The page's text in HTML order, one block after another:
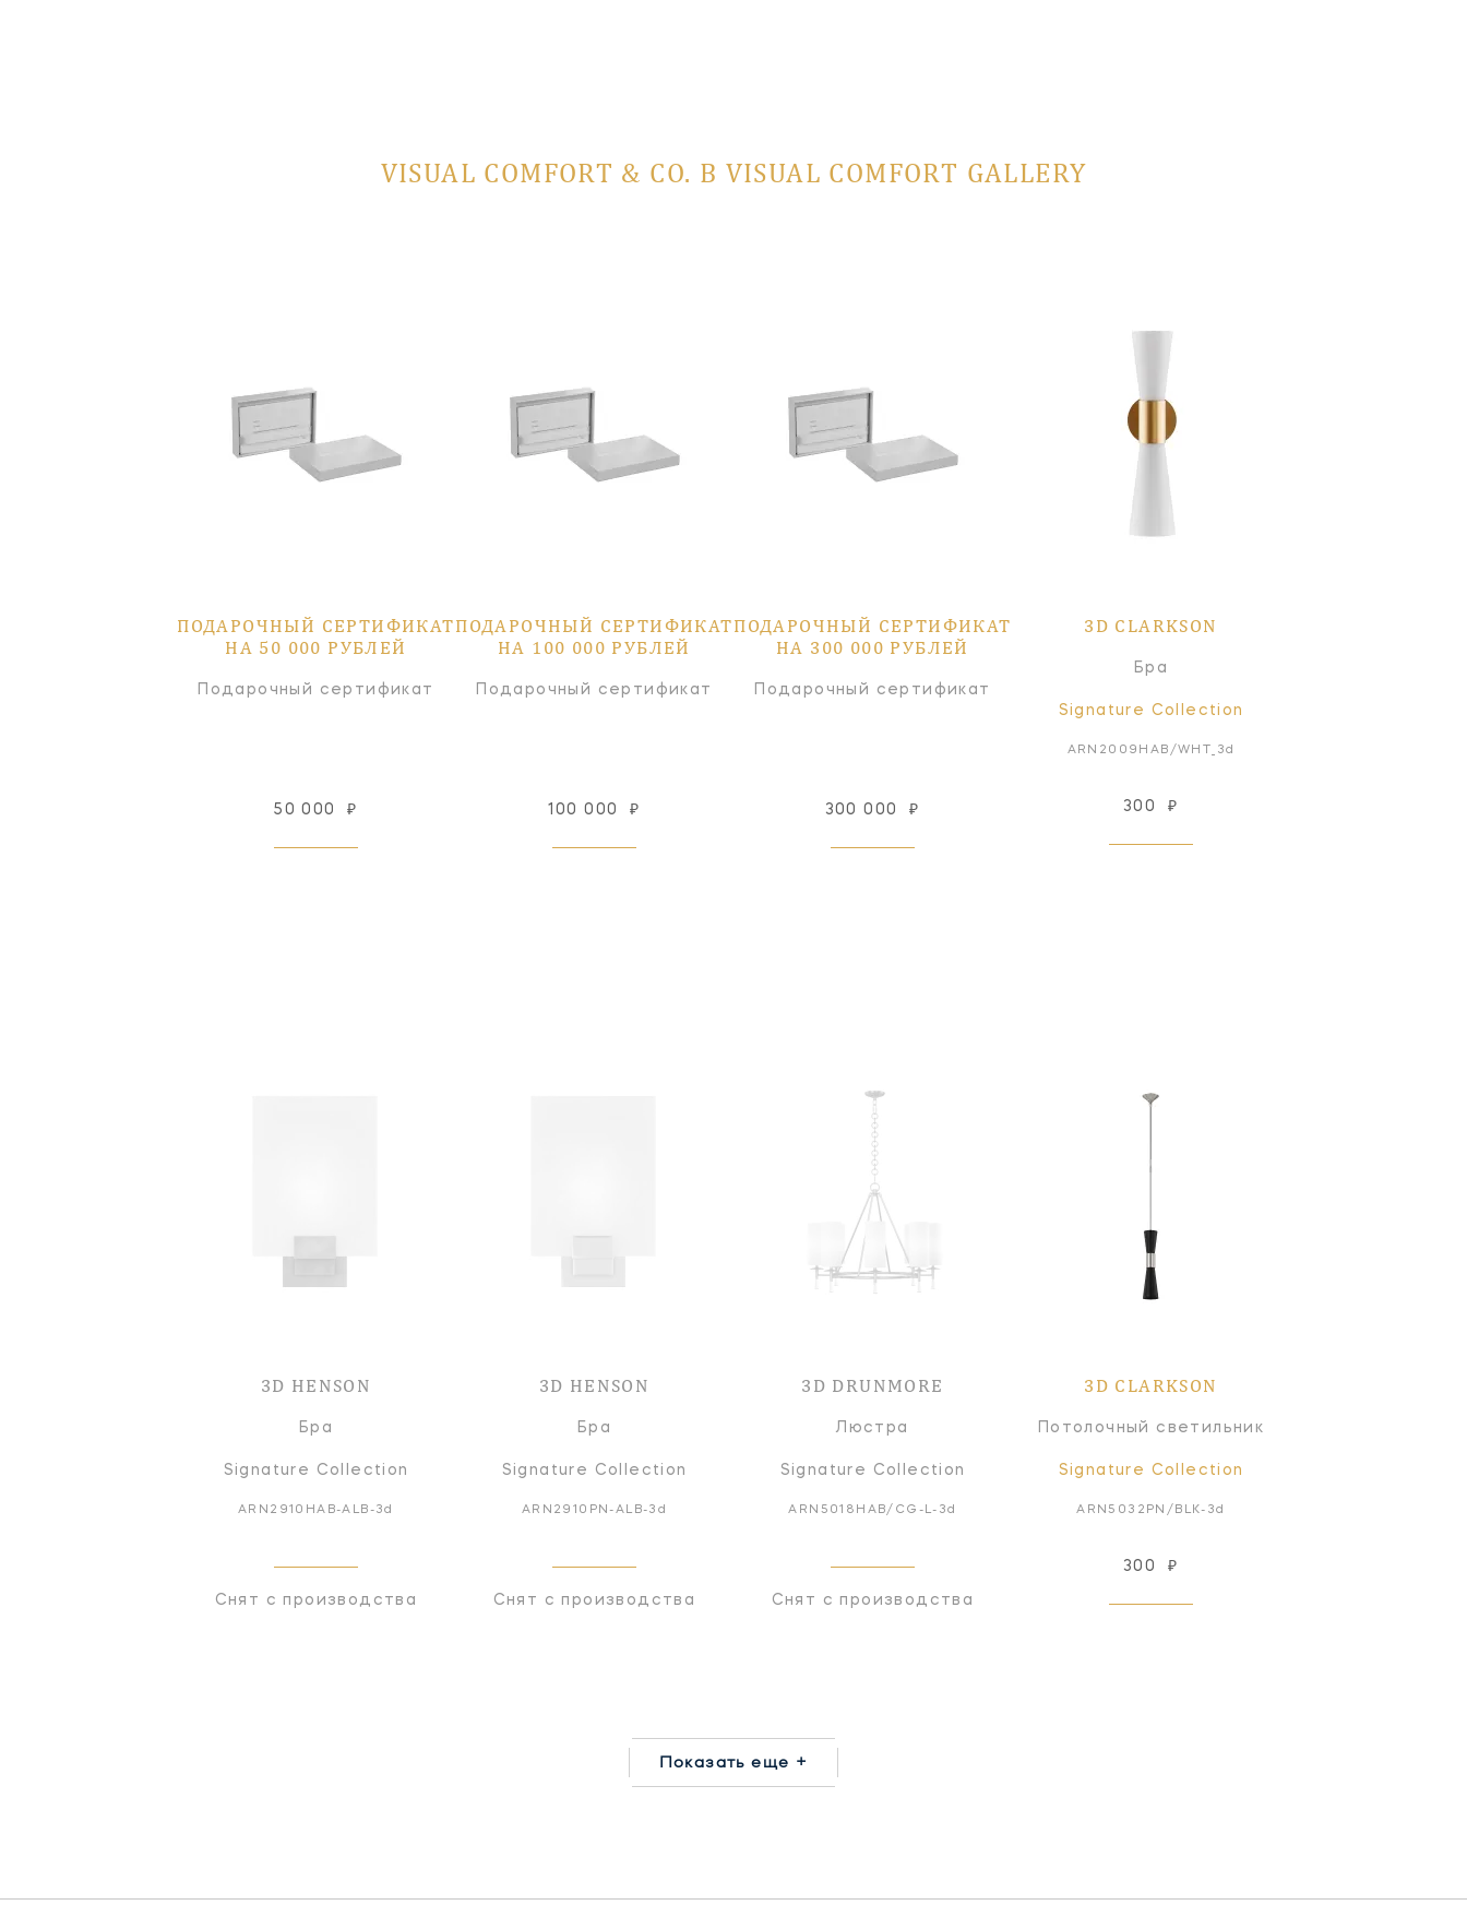
VISUAL COMFORT & CO. В VISUAL COMFORT GALLERY
ПОДАРОЧНЫЙ СЕРТИФИКАТ
НА 50 000 РУБЛЕЙ
Подарочный сертификат
50 000 ₽
ПОДАРОЧНЫЙ СЕРТИФИКАТ
НА 100 000 РУБЛЕЙ
Подарочный сертификат
100 000 ₽
ПОДАРОЧНЫЙ СЕРТИФИКАТ
НА 300 000 РУБЛЕЙ
Подарочный сертификат
300 000 ₽
3D CLARKSON
Бра
Signature Collection
ARN2009HAB/WHT_3d
300 ₽
3D HENSON
Бра
Signature Collection
ARN2910HAB-ALB-3d
Снят с производства
3D HENSON
Бра
Signature Collection
ARN2910PN-ALB-3d
Снят с производства
3D DRUNMORE
Люстра
Signature Collection
ARN5018HAB/CG-L-3d
Снят с производства
3D CLARKSON
Потолочный светильник
Signature Collection
ARN5032PN/BLK-3d
300 ₽
Показать еще +